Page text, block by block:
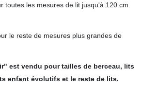
toutes les mesures de lit jusqu'à 120 cm.
le reste de mesures plus grandes de
est vendu pour tailles de berceau, lits
enfant évolutifs et le reste de lits.